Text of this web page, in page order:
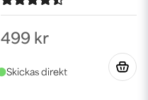
499 kr